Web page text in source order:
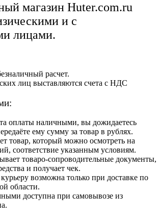
магазин Huter.com.ru
и с
лицами.
расчет.
лиц выставляются счета с НДС
оплаты наличными, вы дожидаетесь
ему сумму за товар в рублях.
товар, который можно осмотреть на
соответствие указанным условиям.
товаро-сопроводительные документы,
и получает чек.
возможна только при доставке по
области.
доступна при самовывозе из